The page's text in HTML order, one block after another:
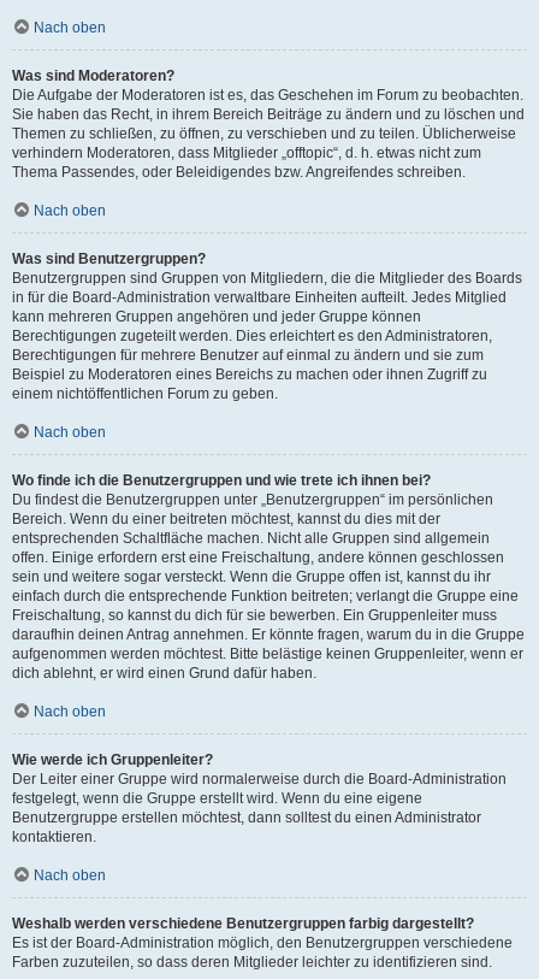
Nach oben
Was sind Moderatoren?
Die Aufgabe der Moderatoren ist es, das Geschehen im Forum zu beobachten.
Sie haben das Recht, in ihrem Bereich Beiträge zu ändern und zu löschen und
Themen zu schließen, zu öffnen, zu verschieben und zu teilen. Üblicherweise
verhindern Moderatoren, dass Mitglieder „offtopic“, d. h. etwas nicht zum
Thema Passendes, oder Beleidigendes bzw. Angreifendes schreiben.
Nach oben
Was sind Benutzergruppen?
Benutzergruppen sind Gruppen von Mitgliedern, die die Mitglieder des Boards
in für die Board-Administration verwaltbare Einheiten aufteilt. Jedes Mitglied
kann mehreren Gruppen angehören und jeder Gruppe können
Berechtigungen zugeteilt werden. Dies erleichtert es den Administratoren,
Berechtigungen für mehrere Benutzer auf einmal zu ändern und sie zum
Beispiel zu Moderatoren eines Bereichs zu machen oder ihnen Zugriff zu
einem nichtöffentlichen Forum zu geben.
Nach oben
Wo finde ich die Benutzergruppen und wie trete ich ihnen bei?
Du findest die Benutzergruppen unter „Benutzergruppen“ im persönlichen
Bereich. Wenn du einer beitreten möchtest, kannst du dies mit der
entsprechenden Schaltfläche machen. Nicht alle Gruppen sind allgemein
offen. Einige erfordern erst eine Freischaltung, andere können geschlossen
sein und weitere sogar versteckt. Wenn die Gruppe offen ist, kannst du ihr
einfach durch die entsprechende Funktion beitreten; verlangt die Gruppe eine
Freischaltung, so kannst du dich für sie bewerben. Ein Gruppenleiter muss
daraufhin deinen Antrag annehmen. Er könnte fragen, warum du in die Gruppe
aufgenommen werden möchtest. Bitte belästige keinen Gruppenleiter, wenn er
dich ablehnt, er wird einen Grund dafür haben.
Nach oben
Wie werde ich Gruppenleiter?
Der Leiter einer Gruppe wird normalerweise durch die Board-Administration
festgelegt, wenn die Gruppe erstellt wird. Wenn du eine eigene
Benutzergruppe erstellen möchtest, dann solltest du einen Administrator
kontaktieren.
Nach oben
Weshalb werden verschiedene Benutzergruppen farbig dargestellt?
Es ist der Board-Administration möglich, den Benutzergruppen verschiedene
Farben zuzuteilen, so dass deren Mitglieder leichter zu identifizieren sind.